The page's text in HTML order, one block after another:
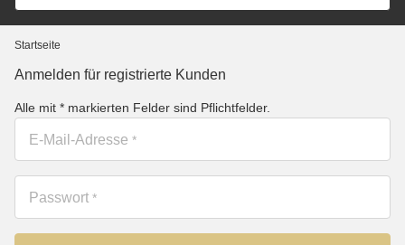
Startseite
Anmelden für registrierte Kunden
Alle mit * markierten Felder sind Pflichtfelder.
E-Mail-Adresse *
Passwort *